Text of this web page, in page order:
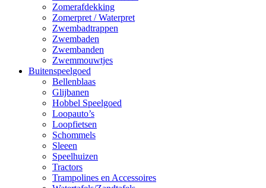
Zomerafdekking
Zomerpret / Waterpret
Zwembadtrappen
Zwembaden
Zwembanden
Zwemmouwtjes
Buitenspeelgoed
Bellenblaas
Glijbanen
Hobbel Speelgoed
Loopauto’s
Loopfietsen
Schommels
Sleeen
Speelhuizen
Tractors
Trampolines en Accessoires